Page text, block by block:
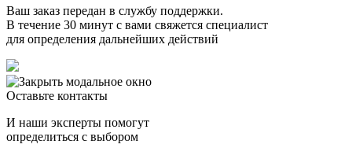
Ваш заказ передан в службу поддержки.
В течение 30 минут с вами свяжется специалист
для определения дальнейших действий
Оставьте контакты
И наши эксперты помогут
определиться с выбором